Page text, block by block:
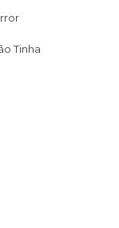
Tinha